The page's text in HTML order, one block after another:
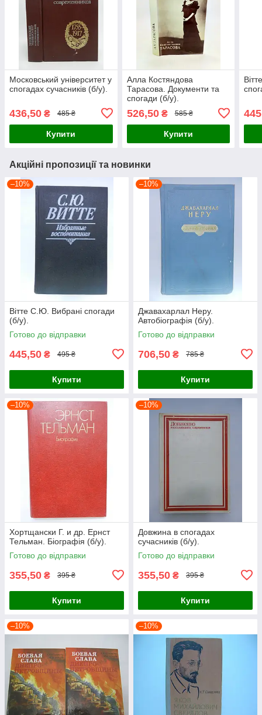
Московський університет у
спогадах сучасників (б/у).
436,50 ₴ 485 ₴
Купити
Алла Костяндова
Тарасова. Документи та
спогади (б/у).
526,50₴ 585 ₴
Купити
Акційні пропозиції та новинки
–10%
Вітте С.Ю. Вибрані спогади
(б/у).
Готово до відправки
445,50 ₴ 495 ₴
Купити
–10%
Джавахарлал Неру.
Автобіографія (б/у).
Готово до відправки
706,50 ₴ 785 ₴
Купити
–10%
Хортщански Г. и др. Ернст
Тельман. Біографія (б/у).
Готово до відправки
355,50 ₴ 395 ₴
Купити
–10%
Довжина в спогадах
сучасників (б/у).
Готово до відправки
355,50 ₴ 395 ₴
Купити
–10% –10%